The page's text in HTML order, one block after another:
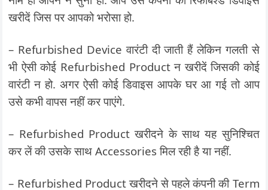
खरीदें जिस पर आपको भरोसा हो.
– Refurbished Device वारंटी दी जाती हैं लेकिन गलती से
भी ऐसी कोई Refurbished Product न खरीदें जिसकी कोई
वारंटी न हो. अगर ऐसी कोई डिवाइस आपके घर आ गई तो आप
उसे कभी वापस नहीं कर पाएंगे.
– Refurbished Product खरीदने के साथ यह सुनिश्चित
कर लें की उसके साथ Accessories मिल रही है या नहीं.
– Refurbished Product खरीदने से पहले कंपनी की Term